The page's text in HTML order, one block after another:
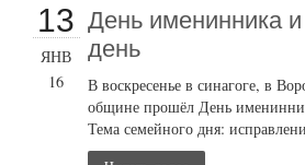
13
ЯНВ
16
День именинника
день
В воскресенье в синагоге, в
общине прошёл День
Тема семейного дня: